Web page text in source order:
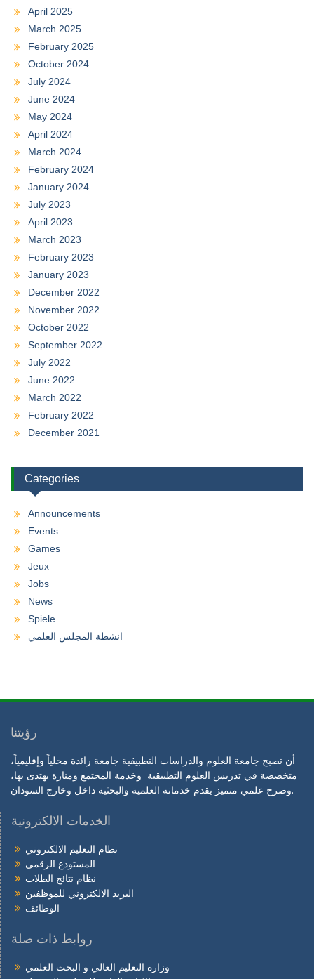
April 2025
March 2025
February 2025
October 2024
July 2024
June 2024
May 2024
April 2024
March 2024
February 2024
January 2024
July 2023
April 2023
March 2023
February 2023
January 2023
December 2022
November 2022
October 2022
September 2022
July 2022
June 2022
March 2022
February 2022
December 2021
Categories
Announcements
Events
Games
Jeux
Jobs
News
Spiele
انشطة المجلس العلمي
رؤيتنا
أن تصبح جامعة العلوم والدراسات التطبيقية جامعة رائدة محلياً وإقليمياً،
متخصصة في تدريس العلوم التطبيقية وخدمة المجتمع ومنارة يهتدى بها،
وصرح علمي متميز يقدم خدماته العلمية والبحثية داخل وخارج السودان.
الخدمات الالكترونية
نظام التعليم الالكتروني
المستودع الرقمي
نظام نتائج الطلاب
البريد الالكتروني للموظفين
الوظائف
روابط ذات صلة
وزارة التعليم العالي و البحث العلمي